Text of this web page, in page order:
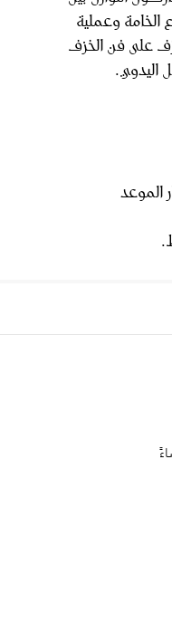
الخامة وعملية
على فن الخزف
اليدوي.
الموعد